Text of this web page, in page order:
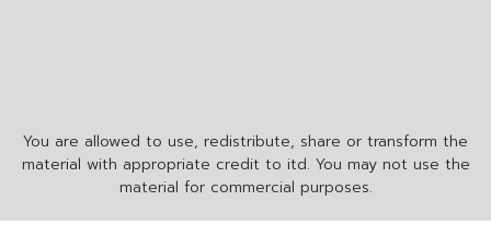
You are allowed to use, redistribute, share or transform the
material with appropriate credit to itd. You may not use the
material for commercial purposes.